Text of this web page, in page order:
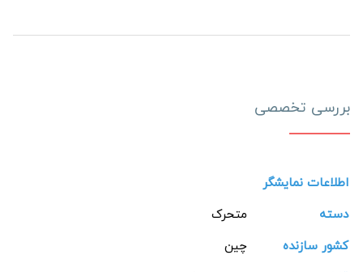
بررسی تخصصی
اطلاعات نمایشگر
دسته
متحرک
کشور سازنده
چین